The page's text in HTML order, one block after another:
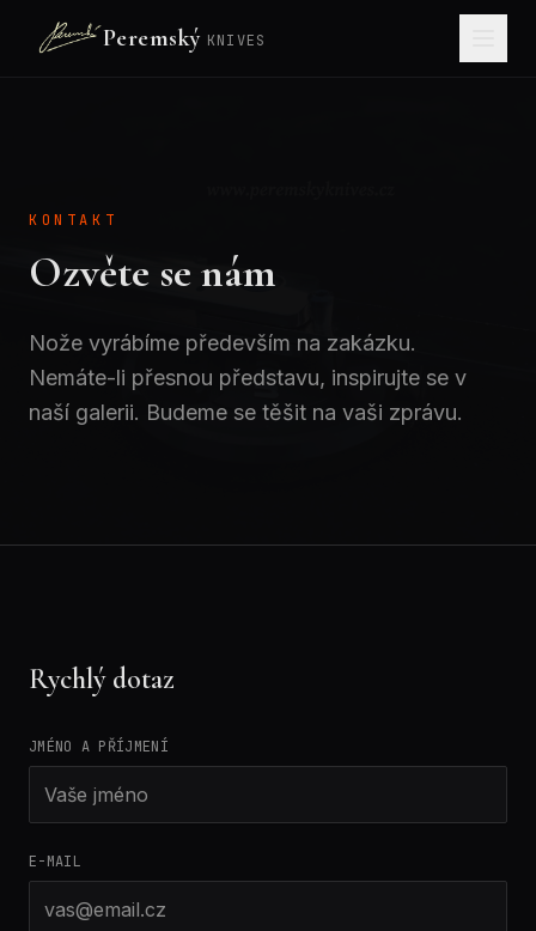
Peremský KNIVES
KONTAKT
Ozvěte se nám
Nože vyrábíme především na zakázku.
Nemáte-li přesnou představu, inspirujte se v
naší galerii. Budeme se těšit na vaši zprávu.
Rychlý dotaz
JMÉNO A PŘÍJMENÍ
E-MAIL